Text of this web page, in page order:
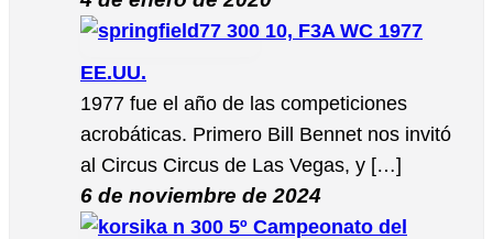
10, F3A WC 1977
EE.UU.
1977 fue el año de las competiciones
acrobáticas. Primero Bill Bennet nos invitó
al Circus Circus de Las Vegas, y […]
6 de noviembre de 2024
5º Campeonato del